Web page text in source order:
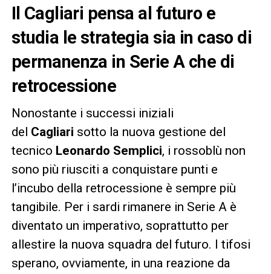
Il Cagliari pensa al futuro e
studia le strategia sia in caso di
permanenza in Serie A che di
retrocessione
Nonostante i successi iniziali
del Cagliari sotto la nuova gestione del
tecnico Leonardo Semplici, i rossoblù non
sono più riusciti a conquistare punti e
l’incubo della retrocessione è sempre più
tangibile. Per i sardi rimanere in Serie A è
diventato un imperativo, soprattutto per
allestire la nuova squadra del futuro. I tifosi
sperano, ovviamente, in una reazione da